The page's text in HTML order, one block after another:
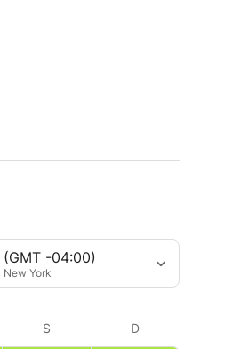
(GMT -04:00)
New York
S D